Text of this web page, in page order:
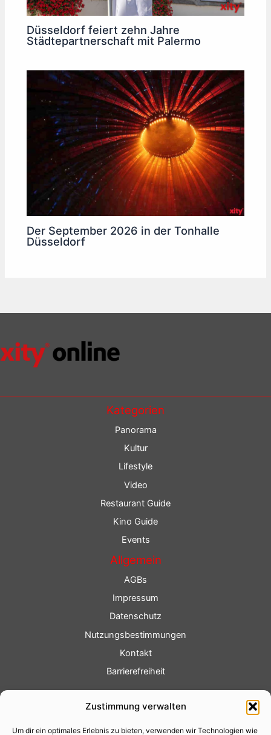
Zustimmung verwalten
Um dir ein optimales Erlebnis zu bieten, verwenden wir Technologien wie
Düsseldorf feiert zehn Jahre
Städtepartnerschaft mit Palermo
Der September 2026 in der Tonhalle
Düsseldorf
Kategorien
Panorama
Kultur
Lifestyle
Video
Restaurant Guide
Kino Guide
Events
Allgemein
AGBs
Impressum
Datenschutz
Nutzungsbestimmungen
Kontakt
Barrierefreiheit
Fotoservice